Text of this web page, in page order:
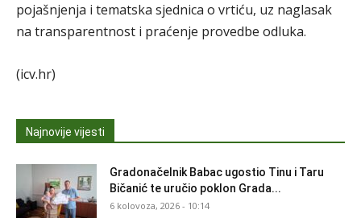
pojašnjenja i tematska sjednica o vrtiću, uz naglasak
na transparentnost i praćenje provedbe odluka.
(icv.hr)
Najnovije vijesti
Gradonačelnik Babac ugostio Tinu i Taru
Bičanić te uručio poklon Grada...
6 kolovoza, 2026 - 10:14